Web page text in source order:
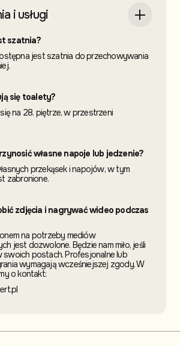
i usługi
szatnia?
jest szatnia do przechowywania
się toalety?
na 28. piętrze, w przestrzeni
własne napoje lub jedzenie?
przekąsek i napojów, w tym
zabronione.
zdjęcia i nagrywać wideo podczas
na potrzeby mediów
jest dozwolone. Będzie nam miło, jeśli
postach. Profesjonalne lub
wymagają wcześniejszej zgody. W
o kontakt: